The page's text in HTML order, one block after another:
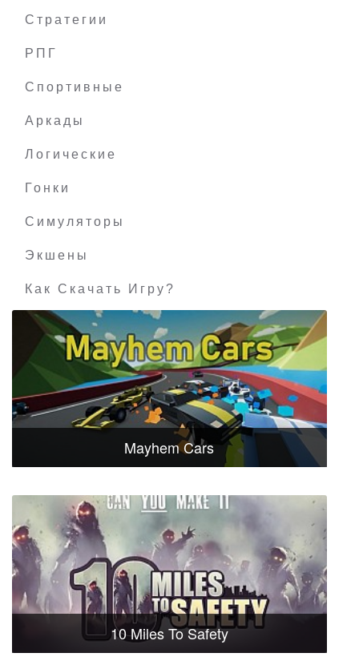
Стратегии
РПГ
Спортивные
Аркады
Логические
Гонки
Симуляторы
Экшены
Как Скачать Игру?
Mayhem Cars
10 Miles To Safety